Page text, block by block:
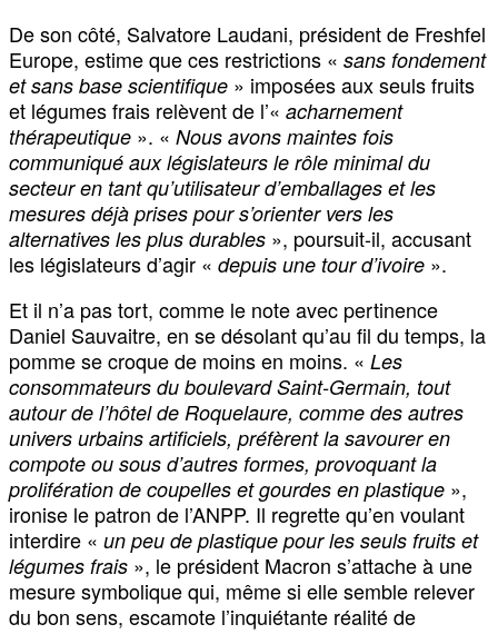
De son côté, Salvatore Laudani, président de Freshfel
Europe, estime que ces restrictions « sans fondement
et sans base scientifique » imposées aux seuls fruits
et légumes frais relèvent de l’« acharnement
thérapeutique ». « Nous avons maintes fois
communiqué aux législateurs le rôle minimal du
secteur en tant qu’utilisateur d’emballages et les
mesures déjà prises pour s’orienter vers les
alternatives les plus durables », poursuit-il, accusant
les législateurs d’agir « depuis une tour d’ivoire ».
Et il n’a pas tort, comme le note avec pertinence
Daniel Sauvaitre, en se désolant qu’au fil du temps, la
pomme se croque de moins en moins. « Les
consommateurs du boulevard Saint-Germain, tout
autour de l’hôtel de Roquelaure, comme des autres
univers urbains artificiels, préfèrent la savourer en
compote ou sous d’autres formes, provoquant la
prolifération de coupelles et gourdes en plastique »,
ironise le patron de l’ANPP. Il regrette qu’en voulant
interdire « un peu de plastique pour les seuls fruits et
légumes frais », le président Macron s’attache à une
mesure symbolique qui, même si elle semble relever
du bon sens, escamote l’inquiétante réalité de